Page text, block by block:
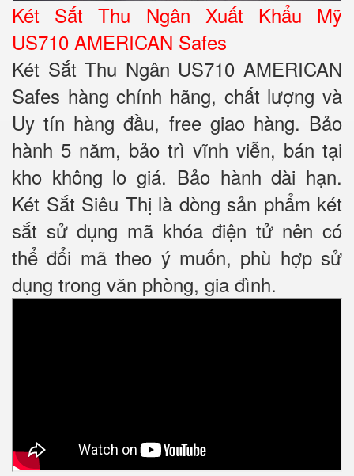
Két Sắt Thu Ngân Xuất Khẩu Mỹ
US710 AMERICAN Safes
Két Sắt Thu Ngân US710 AMERICAN
Safes hàng chính hãng, chất lượng và
Uy tín hàng đầu, free giao hàng. Bảo
hành 5 năm, bảo trì vĩnh viễn, bán tại
kho không lo giá. Bảo hành dài hạn.
Két Sắt Siêu Thị là dòng sản phẩm két
sắt sử dụng mã khóa điện tử nên có
thể đổi mã theo ý muốn, phù hợp sử
dụng trong văn phòng, gia đình.